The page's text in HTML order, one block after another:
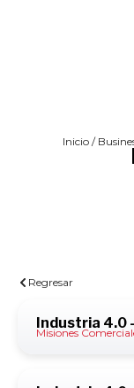
Inicio /
Regresar
Industria 4.0
Misiones